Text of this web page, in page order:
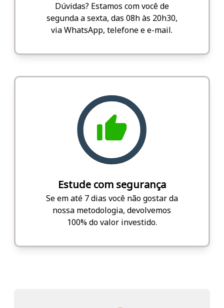
Dúvidas? Estamos com você de
segunda a sexta, das 08h às 20h30,
via WhatsApp, telefone e e-mail.
Estude com segurança
Se em até 7 dias você não gostar da
nossa metodologia, devolvemos
100% do valor investido.